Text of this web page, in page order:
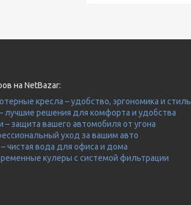
на NetBazar:
кресла – удобство, эргономика и стиль
лучшие решения для комфорта и удобства
– защита вашего автомобиля от угона
уход за вашим авто
чистая вода для офиса и дома
кулеры с системой фильтрации